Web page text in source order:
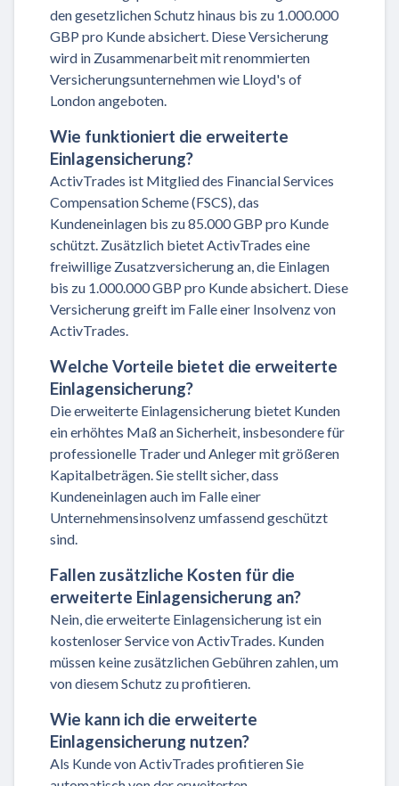
den gesetzlichen Schutz hinaus bis zu 1.000.000
GBP pro Kunde absichert. Diese Versicherung
wird in Zusammenarbeit mit renommierten
Versicherungsunternehmen wie Lloyd's of
London angeboten.
Wie funktioniert die erweiterte
Einlagensicherung?
ActivTrades ist Mitglied des Financial Services
Compensation Scheme (FSCS), das
Kundeneinlagen bis zu 85.000 GBP pro Kunde
schützt. Zusätzlich bietet ActivTrades eine
freiwillige Zusatzversicherung an, die Einlagen
bis zu 1.000.000 GBP pro Kunde absichert. Diese
Versicherung greift im Falle einer Insolvenz von
ActivTrades.
Welche Vorteile bietet die erweiterte
Einlagensicherung?
Die erweiterte Einlagensicherung bietet Kunden
ein erhöhtes Maß an Sicherheit, insbesondere für
professionelle Trader und Anleger mit größeren
Kapitalbeträgen. Sie stellt sicher, dass
Kundeneinlagen auch im Falle einer
Unternehmensinsolvenz umfassend geschützt
sind.
Fallen zusätzliche Kosten für die
erweiterte Einlagensicherung an?
Nein, die erweiterte Einlagensicherung ist ein
kostenloser Service von ActivTrades. Kunden
müssen keine zusätzlichen Gebühren zahlen, um
von diesem Schutz zu profitieren.
Wie kann ich die erweiterte
Einlagensicherung nutzen?
Als Kunde von ActivTrades profitieren Sie